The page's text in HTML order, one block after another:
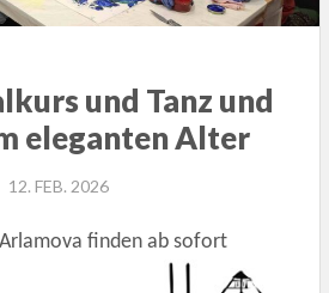
und Tanz und
eleganten Alter
POSTED
12. FEB. 2026
finden ab sofort